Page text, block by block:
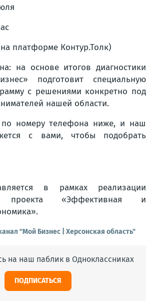
платформе Контур.Толк)
на основе итогов диагностики
подготовит специальную
с решениями конкретно под
нашей области.
по номеру телефона ниже, и наш
с вами, чтобы подобрать
в рамках реализации
проекта «Эффективная и
"Мой Бизнес | Херсонская область"
на наш паблик в Одноклассниках
ПОДПИСАТЬСЯ